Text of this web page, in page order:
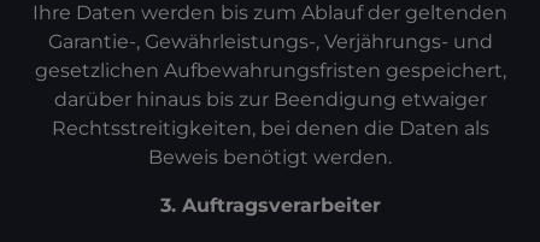
Ihre Daten werden bis zum Ablauf der geltenden
Garantie-, Gewährleistungs-, Verjährungs- und
gesetzlichen Aufbewahrungsfristen gespeichert,
darüber hinaus bis zur Beendigung etwaiger
Rechtsstreitigkeiten, bei denen die Daten als
Beweis benötigt werden.
3. Auftragsverarbeiter